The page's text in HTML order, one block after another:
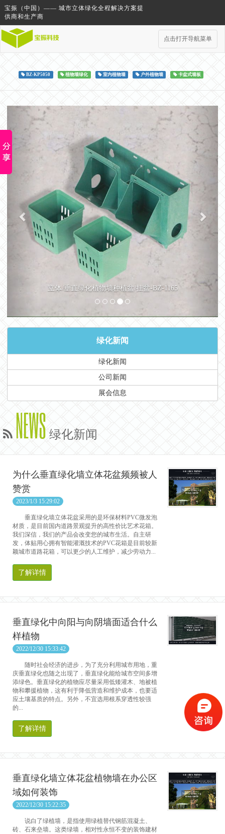
宝振（中国）—— 城市立体绿化全程解决方案提
供商和生产商
点击打开导航菜单
BZ-KP5050 植物墙绿化 室内植物墙 户外植物墙 卡盆式墙板
立体/垂直绿化植物墙种植盆/挂盆-BZ-1165
Previous
绿化新闻
绿化新闻
公司新闻
展会信息
NEWS 绿化新闻
为什么垂直绿化墙立体花盆频频被人
赞赏
2023/1/3 15:29:02
垂直绿化墙立体花盆采用的是环保材料PVC微发泡
材质，是目前国内道路景观提升的高性价比艺术花箱。
我们深信，我们的产品会改变您的城市生活。自主研
发，体贴用心拥有智能灌溉技术的PVC花箱是目前较新
颖城市道路花箱，可以更少的人工维护，减少劳动力...
了解详情
垂直绿化中向阳与向阴墙面适合什么
样植物
2022/12/30 15:33:42
随时社会经济的进步，为了充分利用城市用地，重
庆垂直绿化也随之出现了，垂直绿化能给城市空间多增
添绿色。垂直绿化的植物应尽量采用低矮灌木、地被植
物和攀援植物，这有利于降低营造和维护成本，也要适
应土壤基质的特点。另外，不宜选用根系穿透性较强
的...
了解详情
垂直绿化墙立体花盆植物墙在办公区
域如何装饰
2022/12/30 15:22:35
说白了绿植墙，是指使用绿植替代钢筋混凝土、
砖、石来垒墙。这类绿墙，相对性永恒不变的装饰建材